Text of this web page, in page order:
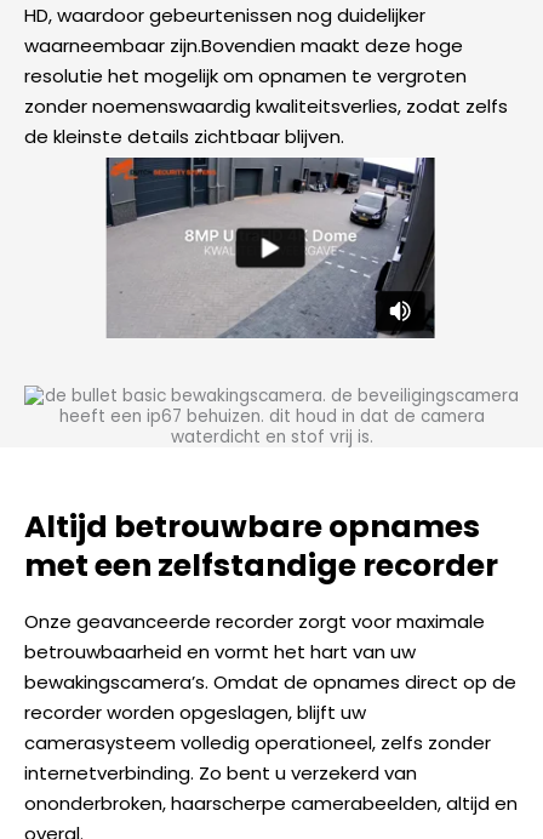
HD, waardoor gebeurtenissen nog duidelijker
waarneembaar zijn.Bovendien maakt deze hoge
resolutie het mogelijk om opnamen te vergroten
zonder noemenswaardig kwaliteitsverlies, zodat zelfs
de kleinste details zichtbaar blijven.
Altijd betrouwbare opnames
met een zelfstandige recorder
Onze geavanceerde recorder zorgt voor maximale
betrouwbaarheid en vormt het hart van uw
bewakingscamera’s. Omdat de opnames direct op de
recorder worden opgeslagen, blijft uw
camerasysteem volledig operationeel, zelfs zonder
internetverbinding. Zo bent u verzekerd van
ononderbroken, haarscherpe camerabeelden, altijd en